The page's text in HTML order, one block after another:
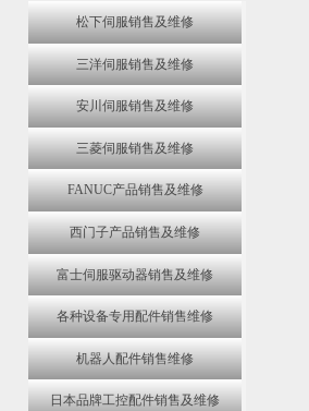
松下伺服销售及维修
三洋伺服销售及维修
安川伺服销售及维修
三菱伺服销售及维修
FANUC产品销售及维修
西门子产品销售及维修
富士伺服驱动器销售及维修
各种设备专用配件销售维修
机器人配件销售维修
日本品牌工控配件销售及维修